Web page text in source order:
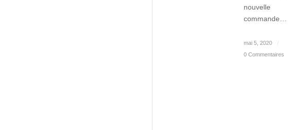
nouvelle
commande…
mai 5, 2020
/
0 Commentaires